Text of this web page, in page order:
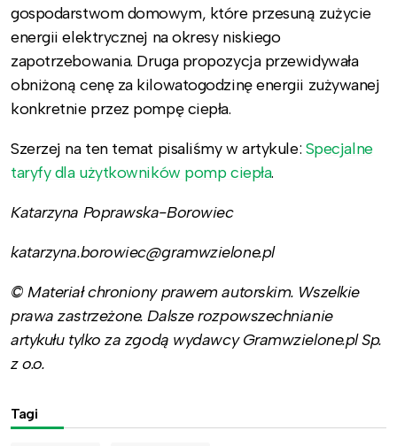
gospodarstwom domowym, które przesuną zużycie
energii elektrycznej na okresy niskiego
zapotrzebowania. Druga propozycja przewidywała
obniżoną cenę za kilowatogodzinę energii zużywanej
konkretnie przez pompę ciepła.
Szerzej na ten temat pisaliśmy w artykule: Specjalne
taryfy dla użytkowników pomp ciepła.
Katarzyna Poprawska-Borowiec
katarzyna.borowiec@gramwzielone.pl
© Materiał chroniony prawem autorskim. Wszelkie
prawa zastrzeżone. Dalsze rozpowszechnianie
artykułu tylko za zgodą wydawcy Gramwzielone.pl Sp.
z o.o.
Tagi